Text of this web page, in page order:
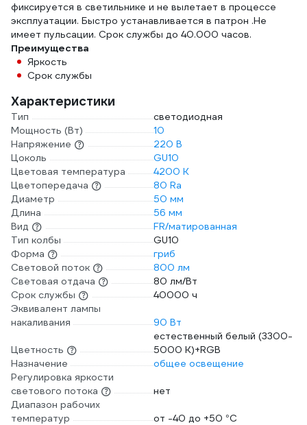
фиксируется в светильнике и не вылетает в процессе
эксплуатации. Быстро устанавливается в патрон .Не
имеет пульсации. Срок службы до 40.000 часов.
Преимущества
Яркость
Срок службы
Характеристики
Тип
светодиодная
Мощность (Вт)
10
Напряжение
220 В
Цоколь
GU10
Цветовая температура
4200 К
Цветопередача
80 Ra
Диаметр
50 мм
Длина
56 мм
Вид
FR/матированная
Тип колбы
GU10
Форма
гриб
Световой поток
800 лм
Световая отдача
80 лм/Вт
Срок службы
40000 ч
Эквивалент лампы
накаливания
90 Вт
Цветность
естественный белый (3300-
5000 К)+RGB
Назначение
общее освещение
Регулировка яркости
светового потока
нет
Диапазон рабочих
температур
от -40 до +50 °С